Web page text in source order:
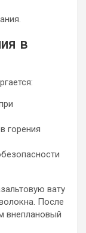
в
горения
вату
После
внеплановый